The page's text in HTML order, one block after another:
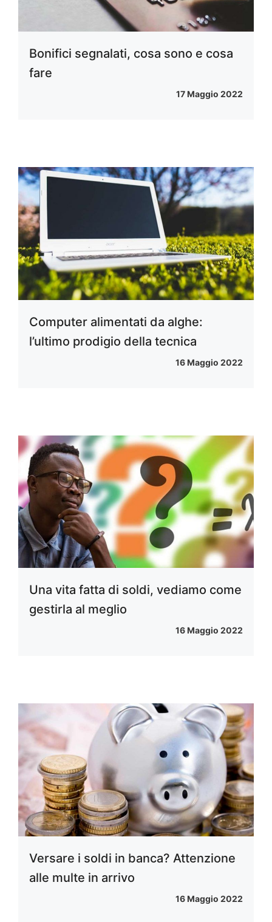
Bonifici segnalati, cosa sono e cosa
fare
17 Maggio 2022
Computer alimentati da alghe:
l’ultimo prodigio della tecnica
16 Maggio 2022
Una vita fatta di soldi, vediamo come
gestirla al meglio
16 Maggio 2022
Versare i soldi in banca? Attenzione
alle multe in arrivo
16 Maggio 2022